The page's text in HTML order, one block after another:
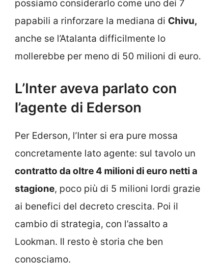
possiamo considerarlo come uno dei 7
papabili a rinforzare la mediana di Chivu,
anche se l’Atalanta difficilmente lo
mollerebbe per meno di 50 milioni di euro.
L’Inter aveva parlato con
l’agente di Ederson
Per Ederson, l’Inter si era pure mossa
concretamente lato agente: sul tavolo un
contratto da oltre 4 milioni di euro netti a
stagione, poco più di 5 milioni lordi grazie
ai benefici del decreto crescita. Poi il
cambio di strategia, con l’assalto a
Lookman. Il resto è storia che ben
conosciamo.